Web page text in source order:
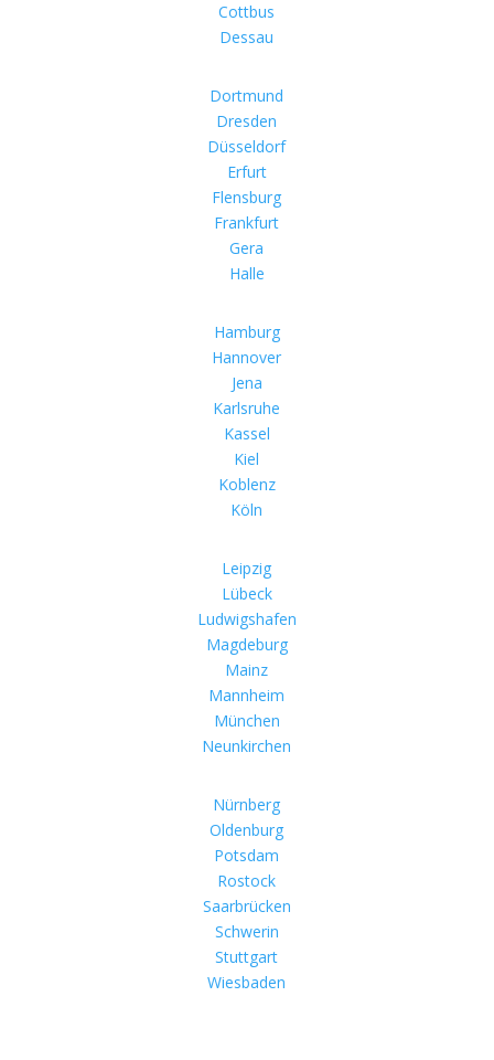
Cottbus
Dessau
Dortmund
Dresden
Düsseldorf
Erfurt
Flensburg
Frankfurt
Gera
Halle
Hamburg
Hannover
Jena
Karlsruhe
Kassel
Kiel
Koblenz
Köln
Leipzig
Lübeck
Ludwigshafen
Magdeburg
Mainz
Mannheim
München
Neunkirchen
Nürnberg
Oldenburg
Potsdam
Rostock
Saarbrücken
Schwerin
Stuttgart
Wiesbaden